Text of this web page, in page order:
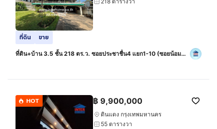
ที่ดิน ขาย
ที่ดิน+บ้าน 3.5 ชั้น 218 ตร.ว. ซอยประชาชื่น4 แยก1-10 (ซอยน้อม
HOT ฿ 9,900,000
ดินแดง กรุงเทพมหานคร
55 ตารางวา